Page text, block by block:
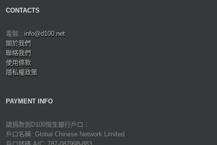
CONTACTS
電郵 : info@d100.net
關於我們
聯絡我們
使用條款
隱私權政策
PAYMENT INFO
請捐款到D100恒生銀行戶口：
戶口名稱: Global Chinese Network Limited